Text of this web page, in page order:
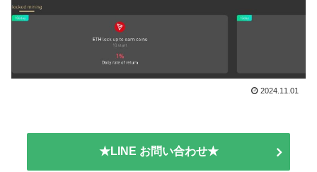
2024.11.01
★LINE お問い合わせ★